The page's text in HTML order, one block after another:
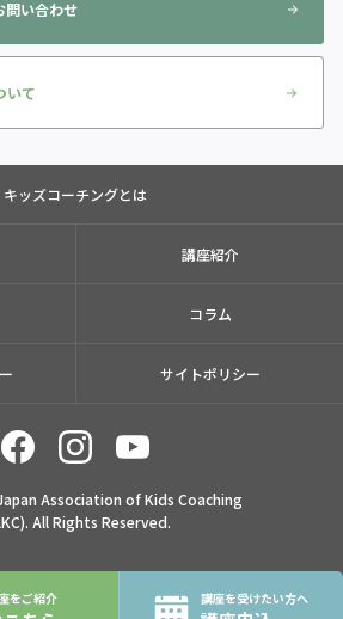
問い合わせ
いて
キッズコーチングとは
講座紹介
コラム
サイトポリシー
Association of Kids Coaching
All Rights Reserved.
をご紹介 講座を受けたい方へ